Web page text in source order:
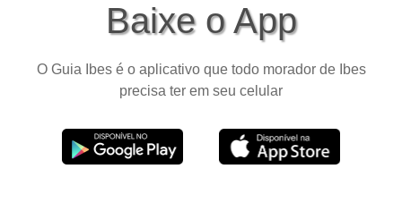
Baixe o App
O Guia Ibes é o aplicativo que todo morador de Ibes
precisa ter em seu celular